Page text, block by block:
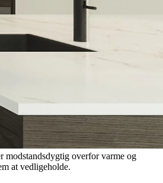
modstandsdygtig overfor varme og
at vedligeholde.